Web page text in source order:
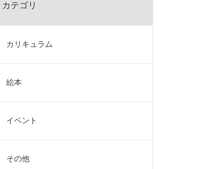
カテゴリ
カリキュラム
絵本
イベント
その他